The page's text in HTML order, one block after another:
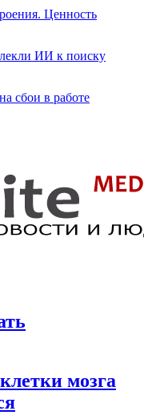
Ценность
ИИ к поиску
сбои в работе
мозга